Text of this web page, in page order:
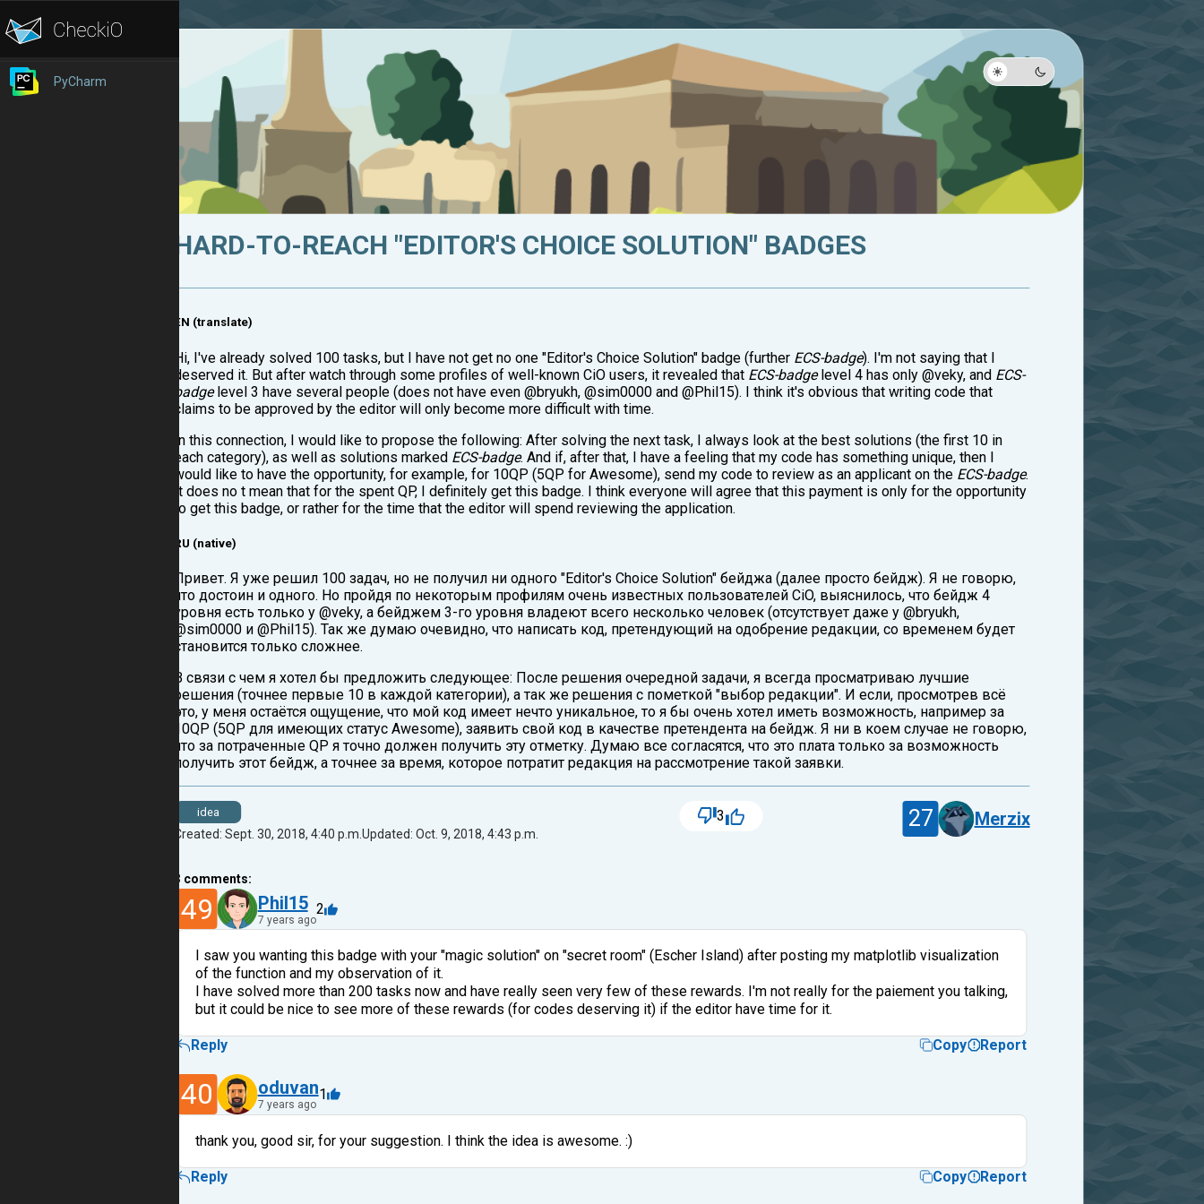
PyCharm
HARD-TO-REACH "EDITOR'S CHOICE SOLUTION" BADGES
EN (translate)
Hi, I've already solved 100 tasks, but I have not get no one "Editor's Choice Solution" badge (further ECS-badge). I'm not saying that I
deserved it. But after watch through some profiles of well-known CiO users, it revealed that ECS-badgelevel 4 has only @veky, and ECS-
badgelevel 3 have several people (does not have even @bryukh, @sim0000 and @Phil15). I think it's obvious that writing code that
claims to be approved by the editor will only become more difficult with time.
In this connection, I would like to propose the following: After solving the next task, I always look at the best solutions (the first 10 in
each category), as well as solutions marked ECS-badge. And if, after that, I have a feeling that my code has something unique, then I
would like to have the opportunity, for example, for 10QP (5QP for Awesome), send my code to review as an applicant on the ECS-badge.
It does no t mean that for the spent QP, I definitely get this badge. I think everyone will agree that this payment is only for the opportunity
to get this badge, or rather for the time that the editor will spend reviewing the application.
RU (native)
Привет. Я уже решил 100 задач, но не получил ни одного "Editor's Choice Solution" бейджа (далее просто бейдж). Я не говорю,
что достоин и одного. Но пройдя по некоторым профилям очень известных пользователей CiO, выяснилось, что бейдж 4
уровня есть только у @veky, а бейджем 3-го уровня владеют всего несколько человек (отсутствует даже у @bryukh,
@sim0000 и @Phil15). Так же думаю очевидно, что написать код, претендующий на одобрение редакции, со временем будет
становится только сложнее.
В связи с чем я хотел бы предложить следующее: После решения очередной задачи, я всегда просматриваю лучшие
решения (точнее первые 10 в каждой категории), а так же решения с пометкой "выбор редакции". И если, просмотрев всё
это, у меня остаётся ощущение, что мой код имеет нечто уникальное, то я бы очень хотел иметь возможность, например за
10QP (5QP для имеющих статус Awesome), заявить свой код в качестве претендента на бейдж. Я ни в коем случае не говорю,
что за потраченные QP я точно должен получить эту отметку. Думаю все согласятся, что это плата только за возможность
получить этот бейдж, а точнее за время, которое потратит редакция на рассмотрение такой заявки.
idea
Created: Sept. 30, 2018, 4:40 p.m.Updated: Oct. 9, 2018, 4:43 p.m.
3 27 Merzix
3 comments:
49 Phil15
7 years ago
2
I saw you wanting this badge with your "magic solution" on "secret room" (Escher Island) after posting my matplotlib visualization
of the function and my observation of it.
I have solved more than 200 tasks now and have really seen very few of these rewards. I'm not really for the paiement you talking,
but it could be nice to see more of these rewards (for codes deserving it) if the editor have time for it.
Reply Copy Report
40 oduvan
7 years ago
1
thank you, good sir, for your suggestion. I think the idea is awesome. :)
Reply Copy Report